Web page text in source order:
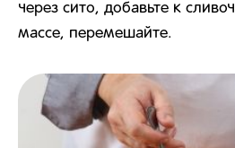
через сито, добавьте к
массе, перемешайте.